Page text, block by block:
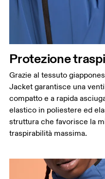
Protezione
Grazie al tessuto
Jacket garantisce una
compatto e a rapida
elastico in poliestere ed
struttura che favorisce la
traspirabilità massima.